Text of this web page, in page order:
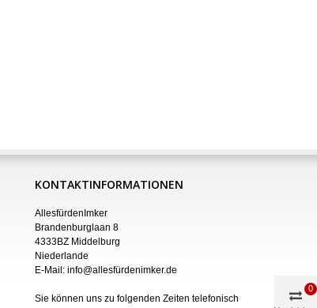
KONTAKTINFORMATIONEN
AllesfürdenImker
Brandenburglaan 8
4333BZ Middelburg
Niederlande
E-Mail: info@allesfürdenimker.de
Sie können uns zu folgenden Zeiten telefonisch
0